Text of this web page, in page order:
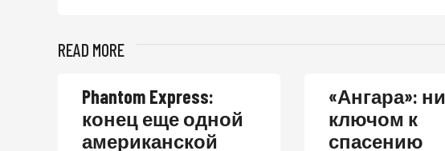
READ MORE
Phantom Express:
конец еще одной
американской
«Ангара»: ни
ключом к
спасению